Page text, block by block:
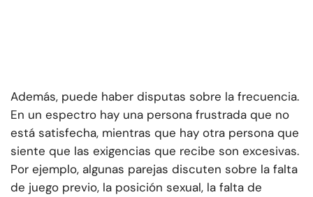
Además, puede haber disputas sobre la frecuencia.
En un espectro hay una persona frustrada que no
está satisfecha, mientras que hay otra persona que
siente que las exigencias que recibe son excesivas.
Por ejemplo, algunas parejas discuten sobre la falta
de juego previo, la posición sexual, la falta de